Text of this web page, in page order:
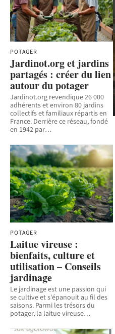
POTAGER
Jardinot.org et jardins
partagés : créer du lien
autour du potager
Jardinot.org revendique 26 000
adhérents et environ 80 jardins
collectifs et familiaux répartis en
France. Derrière ce réseau, fondé
en 1942 par…
POTAGER
Laitue vireuse :
bienfaits, culture et
utilisation – Conseils
jardinage
Le jardinage est une passion qui
se cultive et s'épanouit au fil des
saisons. Parmi les trésors du
potager, la laitue vireuse…